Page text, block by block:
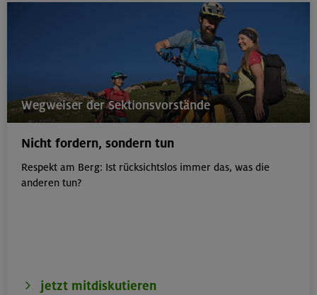
Kombikurs: Grund- und Aufbaukurs Klettern indoor (3
21.08.26
Klettertreff indoor
Wegweiser der Sektionsvorstände
Nicht fordern, sondern tun
Respekt am Berg: Ist rücksichtslos immer das, was die
anderen tun?
jetzt mitdiskutieren